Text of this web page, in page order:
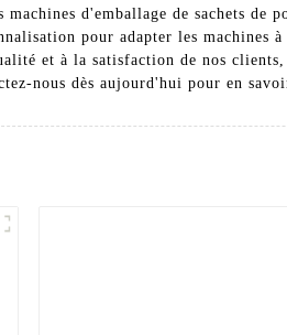
d'emballage de sachets de
pour adapter les machines à
et à la satisfaction de nos
nous dès aujourd'hui pour en